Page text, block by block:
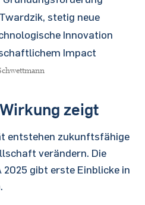
stetig neue
Innovation
Impact
zeigt
entstehen zukunftsfähige
verändern. Die
gibt erste Einblicke in